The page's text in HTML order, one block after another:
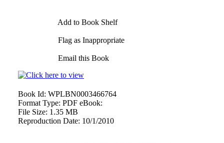
Add to Book Shelf
Flag as Inappropriate
Email this Book
Book Id: WPLBN0003466764
Format Type: PDF eBook:
File Size: 1.35 MB
Reproduction Date: 10/1/2010